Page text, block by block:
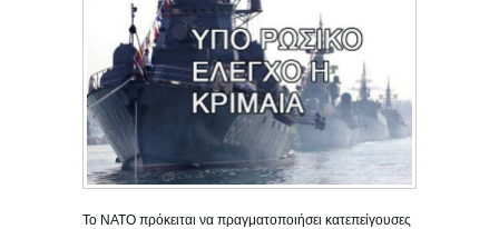
Το NATO πρόκειται να πραγματοποιήσει κατεπείγουσες